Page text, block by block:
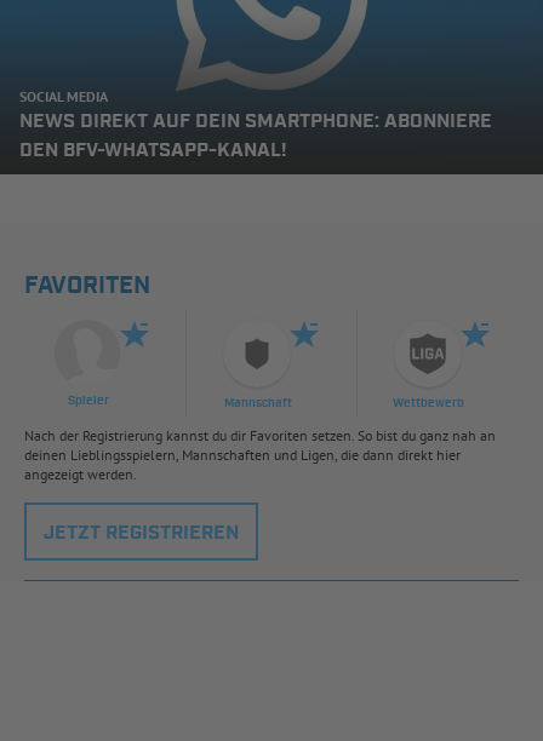
SOCIAL MEDIA
NEWS DIREKT AUF DEIN SMARTPHONE: ABONNIERE
DEN BFV-WHATSAPP-KANAL!
FAVORITEN
Spieler Mannschaft Wettbewerb
Nach der Registrierung kannst du dir Favoriten setzen. So bist du ganz nah an
deinen Lieblingsspielern, Mannschaften und Ligen, die dann direkt hier
angezeigt werden.
JETZT REGISTRIEREN